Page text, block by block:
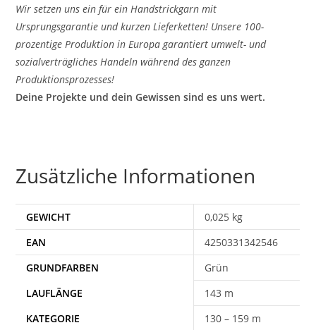
Wir setzen uns ein für ein Handstrickgarn mit
Ursprungsgarantie und kurzen Lieferketten! Unsere 100-
prozentige Produktion in Europa garantiert umwelt- und
sozialverträgliches Handeln während des ganzen
Produktionsprozesses!
Deine Projekte und dein Gewissen sind es uns wert.
Zusätzliche Informationen
GEWICHT
0,025 kg
EAN
4250331342546
Grün
143 m
130 – 159 m